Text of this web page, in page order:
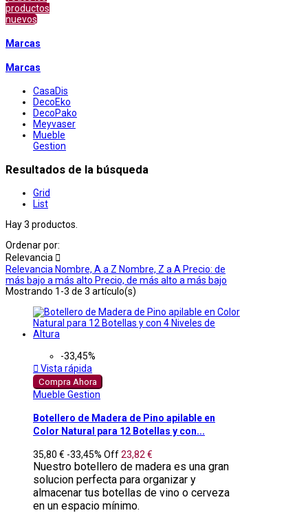
productos
nuevos
Marcas
Marcas
CasaDis
DecoEko
DecoPako
Meyvaser
Mueble
Gestion
Resultados de la búsqueda
Grid
List
Hay 3 productos.
Ordenar por:
Relevancia 
Relevancia Nombre, A a Z Nombre, Z a A Precio: de
más bajo a más alto Precio, de más alto a más bajo
Mostrando 1-3 de 3 artículo(s)
-33,45%
 Vista rápida
Compra Ahora
Mueble Gestion
Botellero de Madera de Pino apilable en
Color Natural para 12 Botellas y con...
35,80 € -33,45% Off23,82 €
Nuestro botellero de madera es una gran
solucion perfecta para organizar y
almacenar tus botellas de vino o cerveza
en un espacio mínimo.